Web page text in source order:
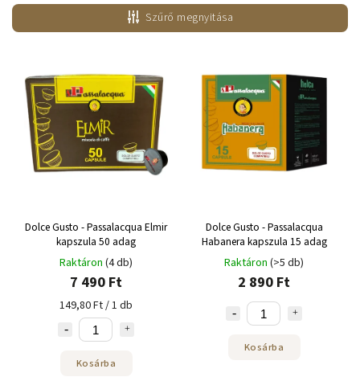
Legolcsóbb elöl
Legdrágább
Szűrő megnyitása
Dolce Gusto - Passalacqua Elmir
kapszula 50 adag
Raktáron (4 db)
7 490 Ft
149,80 Ft / 1 db
Kosárba
Dolce Gusto - Passalacqua
Habanera kapszula 15 adag
Raktáron (>5 db)
2 890 Ft
Kosárba